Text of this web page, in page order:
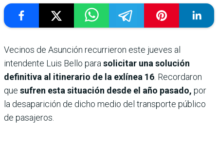
Vecinos de Asunción recurrieron este jueves al
intendente Luis Bello para solicitar una solución
definitiva al itinerario de la exlínea 16 . Recordaron
que sufren esta situación desde el año pasado, por
la desaparición de dicho medio del transporte público
de pasajeros.